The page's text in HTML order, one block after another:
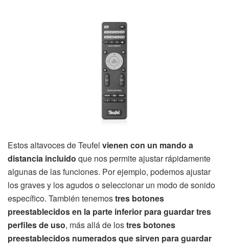
Estos altavoces de Teufel vienen con un mando a
distancia incluido que nos permite ajustar rápidamente
algunas de las funciones. Por ejemplo, podemos ajustar
los graves y los agudos o seleccionar un modo de sonido
específico. También tenemostres botones
preestablecidos en la parte inferior para guardar tres
perfiles de uso, más allá de lostres botones
preestablecidos numerados que sirven para guardar